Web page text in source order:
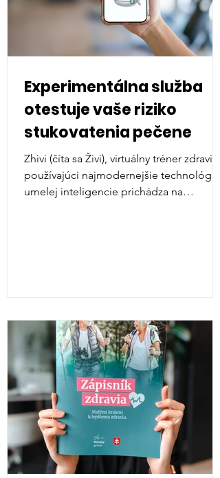
Experimentálna služba
otestuje vaše riziko
stukovatenia pečene
Zhivi (číta sa Živi), virtuálny tréner zdravia
používajúci najmodernejšie technológie
umelej inteligencie prichádza na